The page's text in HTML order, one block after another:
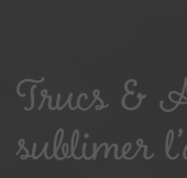
Trucs &
sublimer